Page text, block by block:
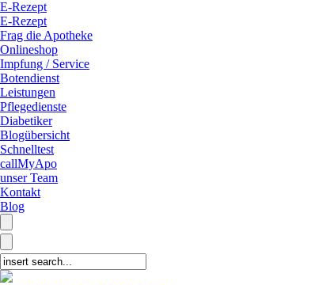
E-Rezept
E-Rezept
Frag die Apotheke
Onlineshop
Impfung / Service
Botendienst
Leistungen
Pflegedienste
Diabetiker
Blogübersicht
Schnelltest
callMyApo
unser Team
Kontakt
Blog